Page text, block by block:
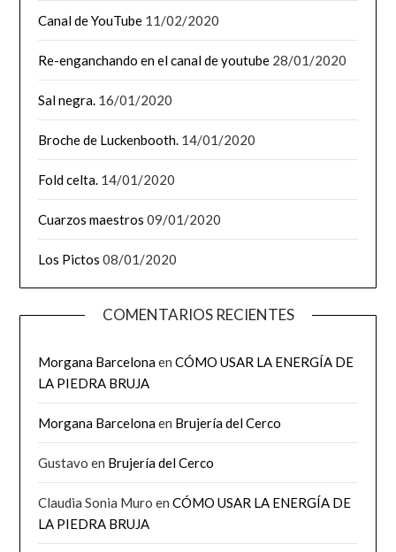
Canal de YouTube 11/02/2020
Re-enganchando en el canal de youtube 28/01/2020
Sal negra. 16/01/2020
Broche de Luckenbooth. 14/01/2020
Fold celta. 14/01/2020
Cuarzos maestros 09/01/2020
Los Pictos 08/01/2020
COMENTARIOS RECIENTES
Morgana BarcelonaenCÓMO USAR LA ENERGÍA DE
LA PIEDRA BRUJA
Morgana Barcelonaen Brujería del Cerco
Gustavo en Brujería del Cerco
Claudia Sonia Muro enCÓMO USAR LA ENERGÍA DE
LA PIEDRA BRUJA